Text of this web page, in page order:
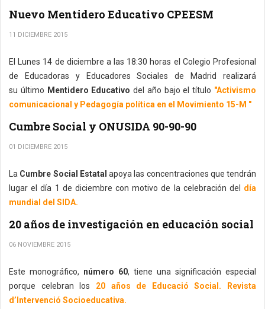
Nuevo Mentidero Educativo CPEESM
11 DICIEMBRE 2015
El Lunes 14 de diciembre a las 18:30 horas el Colegio Profesional
de Educadoras y Educadores Sociales de Madrid realizará
su último Mentidero Educativo del año bajo el título "Activismo
comunicacional y Pedagogía política en el Movimiento 15-M "
Cumbre Social y ONUSIDA 90-90-90
01 DICIEMBRE 2015
La Cumbre Social Estatal apoya las concentraciones que tendrán
lugar el día 1 de diciembre con motivo de la celebración del día
mundial del SIDA.
20 años de investigación en educación social
06 NOVIEMBRE 2015
Este monográfico, número 60, tiene una significación especial
porque celebran los 20 años de Educació Social. Revista
d’Intervenció Socioeducativa.